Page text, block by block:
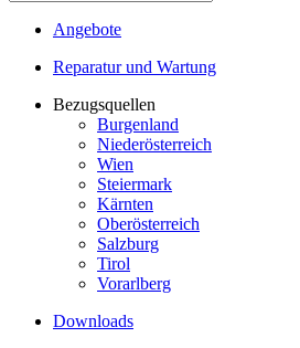
Angebote
Reparatur und Wartung
Bezugsquellen
Burgenland
Niederösterreich
Wien
Steiermark
Kärnten
Oberösterreich
Salzburg
Tirol
Vorarlberg
Downloads